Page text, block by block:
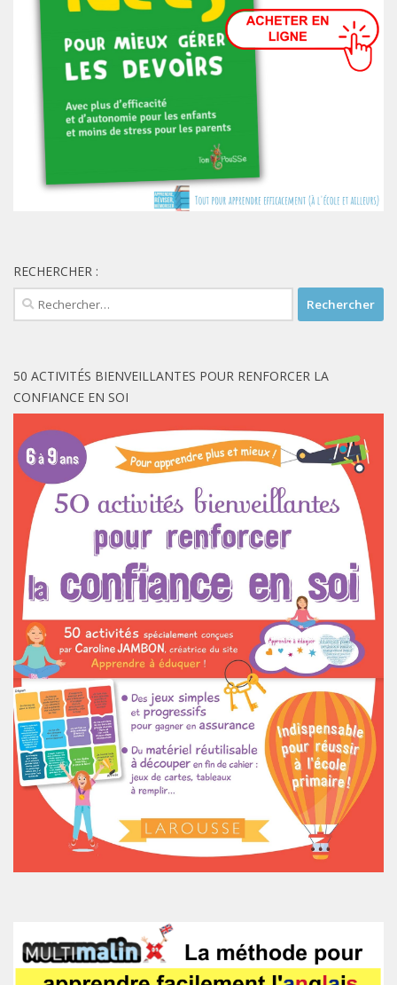
RECHERCHER :
Rechercher :
50 ACTIVITÉS BIENVEILLANTES POUR RENFORCER LA
CONFIANCE EN SOI